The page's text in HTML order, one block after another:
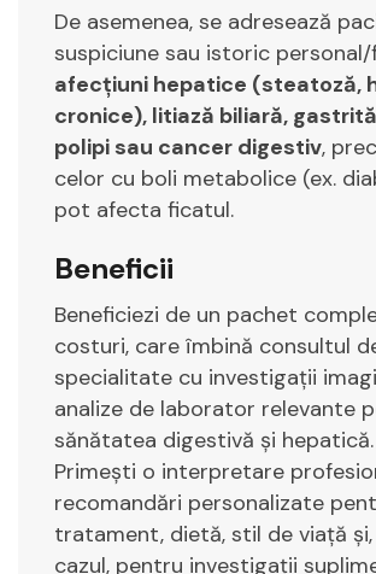
De asemenea, se adresează
suspiciune sau istoric
afecțiuni hepatice (steatoză,
cronice), litiază biliară,
polipi sau cancer digestiv,
celor cu boli metabolice (ex.
pot afecta ficatul.
Beneficii
Beneficiezi de un pachet
costuri, care îmbină consultul
specialitate cu investigații
analize de laborator relevante
sănătatea digestivă și hepatică.
Primești o interpretare
recomandări personalizate
tratament, dietă, stil de viață
cazul, pentru investigații